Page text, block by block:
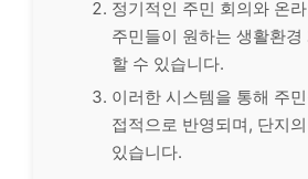
정기적인 주민 회의와 온
주민들이 원하는 생활환
할 수 있습니다.
이러한 시스템을 통해 주
접적으로 반영되며, 단지
있습니다.